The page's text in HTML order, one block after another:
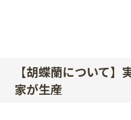
【胡蝶蘭について
家が生産